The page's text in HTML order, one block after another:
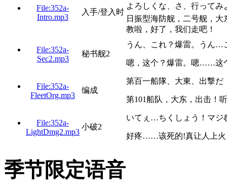
File:352a-
Intro.mp3
入手/登入时
よろしくな、さ、行ってみ
日振型海防舰，二号舰，
教啦，好了，我们走吧！
File:352a-
Sec2.mp3
秘书舰2
うん、これ？爆雷。うん…
嗯，这个？爆雷。嗯……这
File:352a-
FleetOrg.mp3
编成
第百一船隊、大東、出撃だ
第101船队，大东，出击！
File:352a-
LightDmg2.mp3
小破2
いてぇ…ちくしょう！マジ
好疼……该死的!真让人上火
季节限定语音